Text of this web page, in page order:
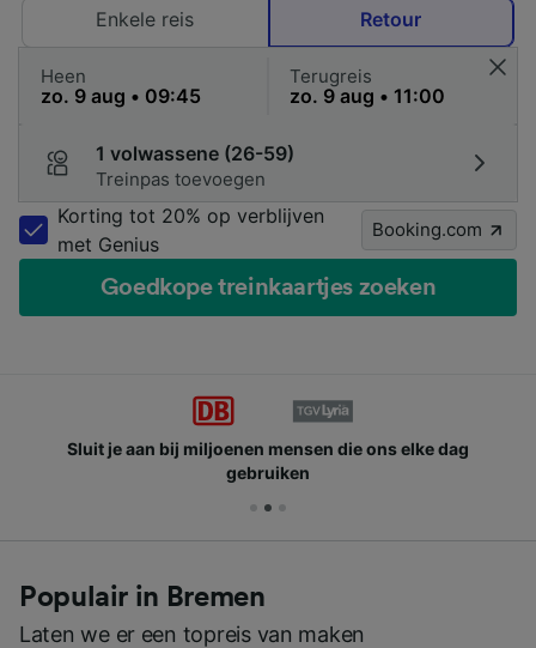
Enkele reis
Retour
Heen Terugreis
1 volwassene (26-59)
Treinpas toevoegen
Korting tot 20% op verblijven
met Genius
Booking.com
Goedkope treinkaartjes zoeken
Sluit je aan bij miljoenen mensen die ons elke dag
gebruiken
Populair in Bremen
Laten we er een topreis van maken